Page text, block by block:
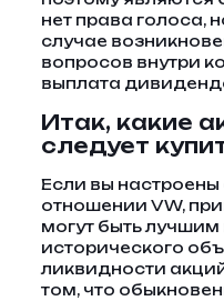
нет права голоса,
случае
вопросов внутри
выплата
Итак, какие
следует
Если вы
отношении VW,
могут быть
исторического
ликвидности
том, что